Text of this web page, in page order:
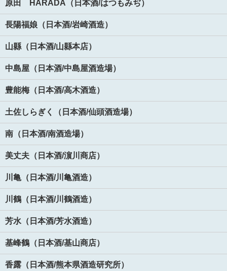
原田 HARADA（日本酒/はつもみぢ）
長陽福娘（日本酒/岩崎酒造）
山縣（日本酒/山縣本店）
中島屋（日本酒/中島屋酒造場）
豊能梅（日本酒/高木酒造）
土佐しらぎく（日本酒/仙頭酒造場）
南（日本酒/南酒造場）
美丈夫（日本酒/濵川商店）
川亀（日本酒/川亀酒造）
川鶴（日本酒/川鶴酒造）
芳水（日本酒/芳水酒造）
基峰鶴（日本酒/基山商店）
香露（日本酒/熊本県酒造研究所）